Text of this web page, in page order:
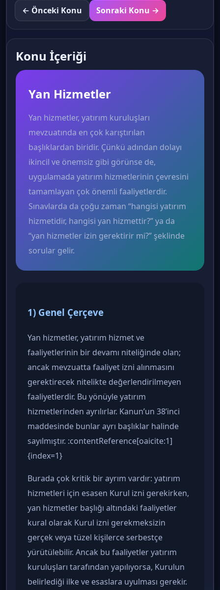
← Önceki Konu
Sonraki Konu →
Konu İçeriği
Yan Hizmetler
Yan hizmetler, yatırım kuruluşları
mevzuatında en çok karıştırılan
başlıklardan biridir. Çünkü adından dolayı
ikincil ve önemsiz gibi görünse de,
uygulamada yatırım hizmetlerinin çevresini
tamamlayan çok önemli faaliyetlerdir.
Sınavlarda da çoğu zaman “hangisi yatırım
hizmetidir, hangisi yan hizmettir?” ya da
“yan hizmetler izin gerektirir mi?” şeklinde
sorular gelir.
1) Genel Çerçeve
Yan hizmetler, yatırım hizmet ve
faaliyetlerinin bir devamı niteliğinde olan;
ancak mevzuatta faaliyet izni alınmasını
gerektirecek nitelikte değerlendirilmeyen
faaliyetlerdir. Bu yönüyle yatırım
hizmetlerinden ayrılırlar. Kanun’un 38’inci
maddesinde bunlar ayrı başlıklar halinde
sayılmıştır. :contentReference[oaicite:1]
{index=1}
Burada çok kritik bir ayrım vardır: yatırım
hizmetleri için esasen Kurul izni gerekirken,
yan hizmetler başlığı altındaki faaliyetler
kural olarak Kurul izni gerekmeksizin
gerçek veya tüzel kişilerce serbestçe
yürütülebilir. Ancak bu faaliyetler yatırım
kuruluşları tarafından yapılıyorsa, Kurulun
belirlediği ilke ve esaslara uyulması gerekir.